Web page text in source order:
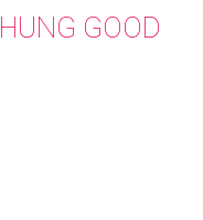
GOOD